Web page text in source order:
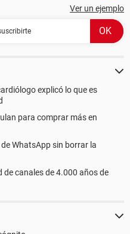
Ver un ejemplo
explicó lo que es
para comprar más en
WhatsApp sin borrar la
canales de 4.000 años de